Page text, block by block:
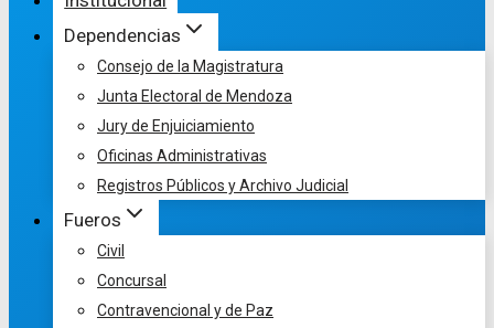
Dependencias
Consejo de la Magistratura
Junta Electoral de Mendoza
Jury de Enjuiciamiento
Oficinas Administrativas
Registros Públicos y Archivo Judicial
Fueros
Civil
Concursal
Contravencional y de Paz